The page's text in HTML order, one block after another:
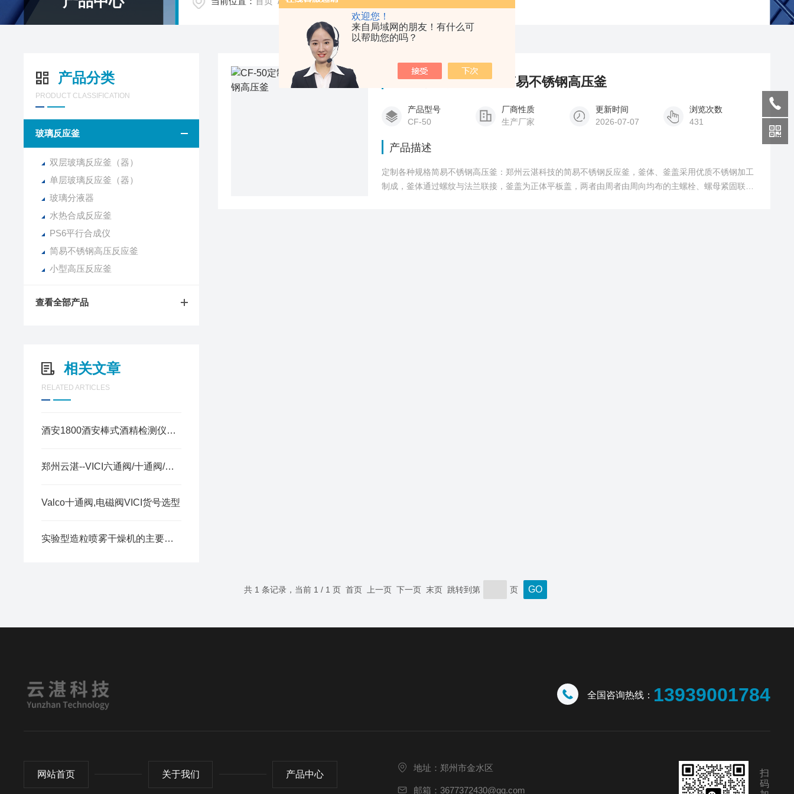
欢迎您！
来自局域网的朋友！有什么可
以帮助您的吗？
产品分类
PRODUCT CLASSIFICATION
玻璃反应釜
双层玻璃反应釜（器）
单层玻璃反应釜（器）
玻璃分液器
水热合成反应釜
PS6平行合成仪
简易不锈钢高压反应釜
小型高压反应釜
查看全部产品
相关文章
RELATED ARTICLES
酒安1800酒安棒式酒精检测仪抽气方式说明
郑州云湛--VICI六通阀/十通阀/进样阀原理介绍
Valco十通阀,电磁阀VICI货号选型
实验型造粒喷雾干燥机的主要特征有哪些
CF-50定制各种规格简易不锈钢高压釜
产品型号
CF-50
厂商性质
生产厂家
更新时间
2026-07-07
浏览次数
431
产品描述
定制各种规格简易不锈钢高压釜：郑州云湛科技的简易不锈钢反应釜，釜体、釜盖采用优质不锈钢加工
制成，釜体通过螺纹与法兰联接，釜盖为正体平板盖，两者由周者由周向均布的主螺栓、螺母紧固联
共 1 条记录，当前 1 / 1 页 首页 上一页 下一页 末页 跳转到第 页
全国咨询热线： 13939001784
网站首页 关于我们 产品中心
地址：郑州市金水区
邮箱：3677372430@qq.com
扫
码